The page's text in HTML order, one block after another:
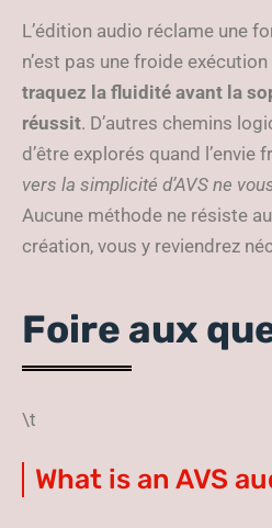
L’édition audio réclame une
n’est pas une froide
traquez la fluidité avant la
réussit. D’autres chemins
d’être explorés quand l’envie
vers la simplicité d’AVS ne
Aucune méthode ne résiste
création, vous y reviendrez
Foire aux
\t
What is an AVS